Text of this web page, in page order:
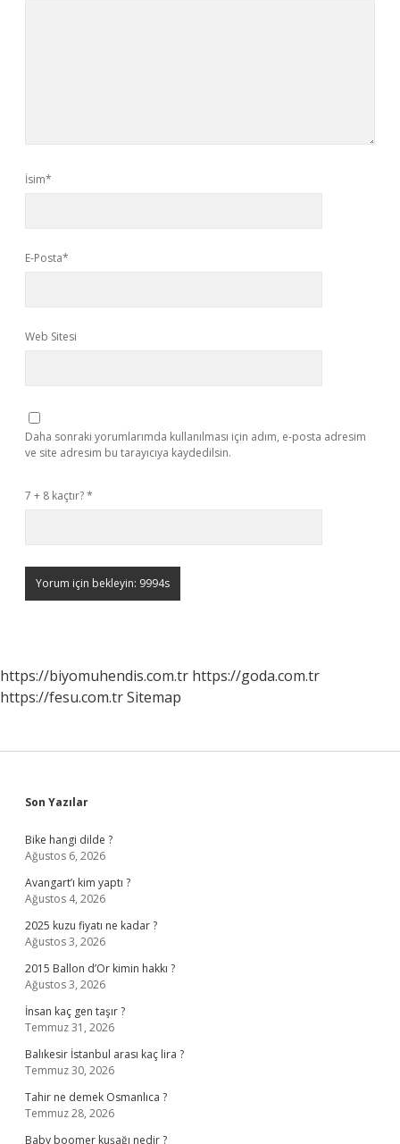
İsim*
E-Posta*
Web Sitesi
Daha sonraki yorumlarımda kullanılması için adım, e-posta adresim
ve site adresim bu tarayıcıya kaydedilsin.
7 + 8 kaçtır?*
https://biyomuhendis.com.tr https://goda.com.tr
https://fesu.com.trSitemap
Sidebar
Son Yazılar
Bike hangi dilde ?
Ağustos 6, 2026
Avangart’ı kim yaptı ?
Ağustos 4, 2026
2025 kuzu fiyatı ne kadar ?
Ağustos 3, 2026
2015 Ballon d’Or kimin hakkı ?
Ağustos 3, 2026
İnsan kaç gen taşır ?
Temmuz 31, 2026
Balıkesir İstanbul arası kaç lira ?
Temmuz 30, 2026
Tahir ne demek Osmanlıca ?
Temmuz 28, 2026
Baby boomer kuşağı nedir ?